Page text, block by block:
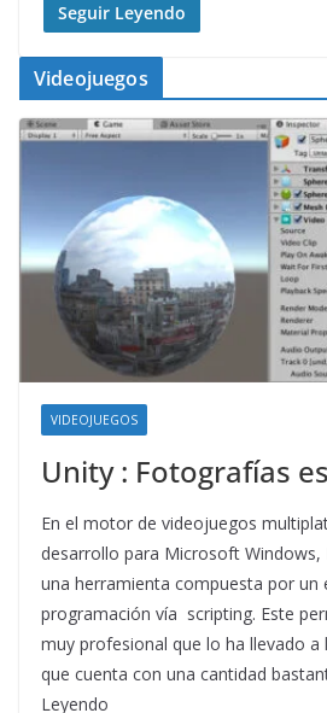
Seguir Leyendo
Videojuegos
VIDEOJUEGOS
Unity : Fotografías
En el motor de videojuegos
desarrollo para Microsoft Windows,
una herramienta compuesta por un
programación vía scripting. Este
muy profesional que lo ha llevado a
que cuenta con una cantidad
Leyendo